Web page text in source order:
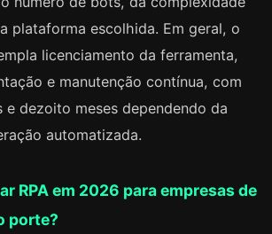
plataforma escolhida. Em geral, o
licenciamento da ferramenta,
e manutenção contínua, com
e dezoito meses dependendo da
automatizada.
RPA em 2026 para empresas de
porte?